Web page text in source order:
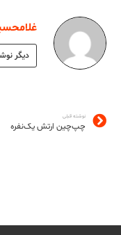
دیگر
نوشته قبلی
چپ‌چین ارتش یک‌نفره